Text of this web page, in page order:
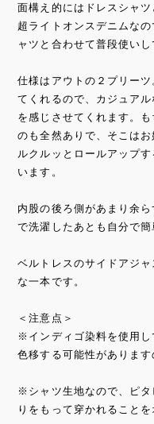
面構え的にはドレスシャツ
超ライトオンスデニムな
ャツと合わせて普段使い
仕様はアウトの２プリー
てくれるので、カジュア
を感じさせてくれます。
のも全然ありで、そこは
ルクルッとロールアップ
います。
内股の後ろ側があまり余
で洗濯したあとも自分で簡
ベルトレスのサイドアジ
な一本です。
＜注意点＞
※インディゴ染料を使用し
色移する可能性があります
※シャツ生地なので、ピタ
りをもって穿かれることを